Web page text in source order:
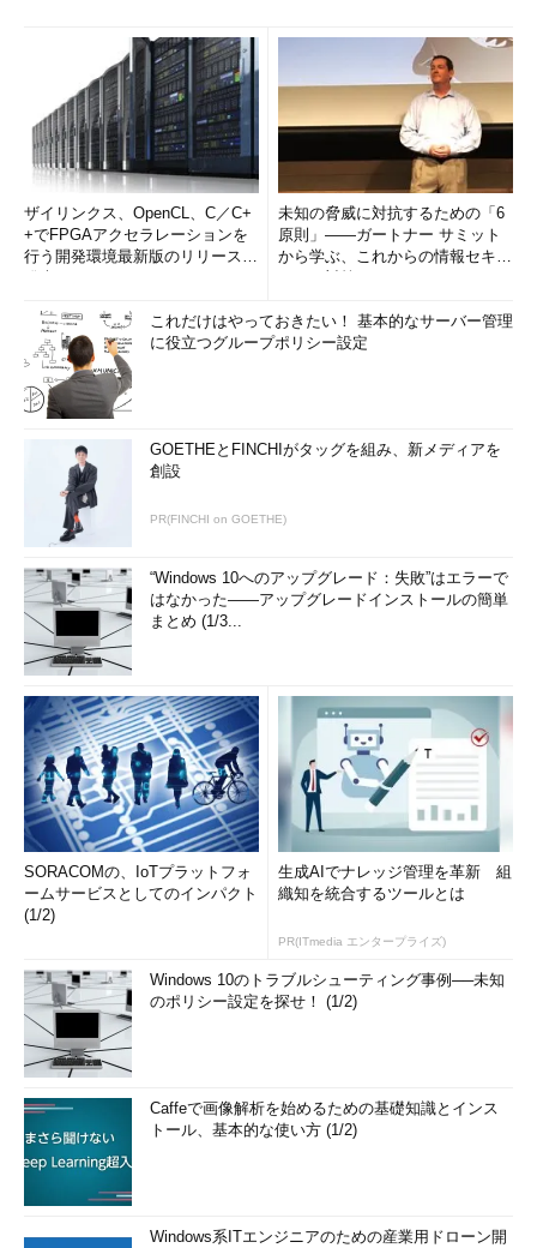
ザイリンクス、OpenCL、C／C+
+でFPGAアクセラレーションを
行う開発環境最新版のリリースを
未知の脅威に対抗するための「6
原則」――ガートナー サミット
から学ぶ、これからの情報セキュ
これだけはやっておきたい！ 基本的なサーバー管理
に役立つグループポリシー設定
GOETHEとFINCHIがタッグを組み、新メディアを
創設
PR(FINCHI on GOETHE)
“Windows 10へのアップグレード：失敗”はエラーで
はなかった――アップグレードインストールの簡単
まとめ (1/3...
SORACOMの、IoTプラットフォ
ームサービスとしてのインパクト
(1/2)
生成AIでナレッジ管理を革新 組
織知を統合するツールとは
PR(ITmedia エンタープライズ)
Windows 10のトラブルシューティング事例──未知
のポリシー設定を探せ！ (1/2)
Caffeで画像解析を始めるための基礎知識とインス
トール、基本的な使い方 (1/2)
Windows系ITエンジニアのための産業用ドローン開